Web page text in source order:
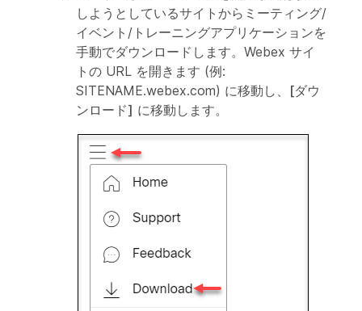
しようとしているサイトからミーティング/
イベント/トレーニングアプリケーションを
手動でダウンロードします。Webex サイ
トの URL を開きます (例:
SITENAME.webex.com) に移動し、 [ダウ
ンロード] に移動します。